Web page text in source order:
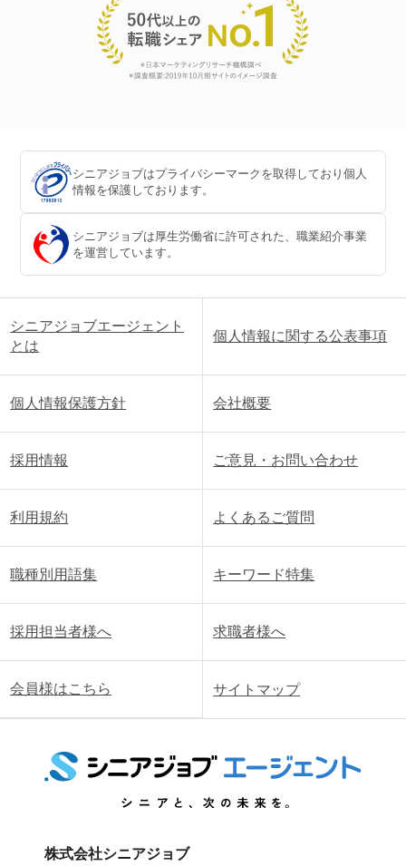
シニアジョブはプライバシーマークを取得しており個人
情報を保護しております。
シニアジョブは厚生労働省に許可された、職業紹介事業
を運営しています。
シニアジョブエージェント
とは
個人情報に関する公表事項
個人情報保護方針 会社概要
採用情報 ご意見・お問い合わせ
利用規約 よくあるご質問
職種別用語集 キーワード特集
採用担当者様へ 求職者様へ
会員様はこちら サイトマップ
株式会社シニアジョブ